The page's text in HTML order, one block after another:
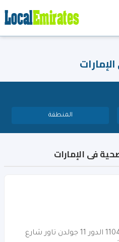
المنطقة
فى الإمارات
مكتب 1104 الدور 11 جولدن تاور شارع